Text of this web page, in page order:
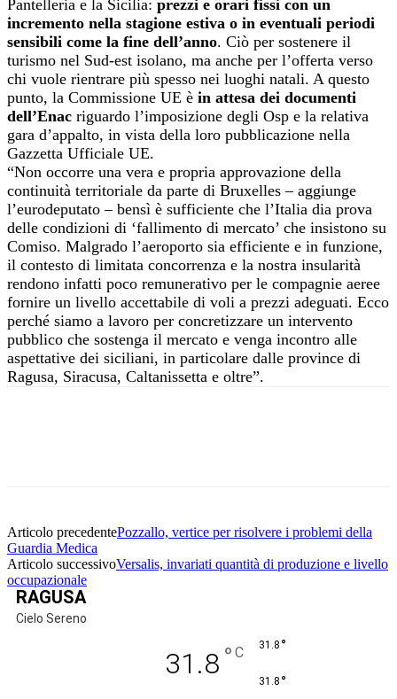
Pantelleria e la Sicilia: prezzi e orari fissi con un
incremento nella stagione estiva o in eventuali periodi
sensibili come la fine dell’anno. Ciò per sostenere il
turismo nel Sud-est isolano, ma anche per l’offerta verso
chi vuole rientrare più spesso nei luoghi natali. A questo
punto, la Commissione UE è in attesa dei documenti
dell’Enac riguardo l’imposizione degli Osp e la relativa
gara d’appalto, in vista della loro pubblicazione nella
Gazzetta Ufficiale UE.
“Non occorre una vera e propria approvazione della
continuità territoriale da parte di Bruxelles – aggiunge
l’eurodeputato – bensì è sufficiente che l’Italia dia prova
delle condizioni di ‘fallimento di mercato’ che insistono su
Comiso. Malgrado l’aeroporto sia efficiente e in funzione,
il contesto di limitata concorrenza e la nostra insularità
rendono infatti poco remunerativo per le compagnie aeree
fornire un livello accettabile di voli a prezzi adeguati. Ecco
perché siamo a lavoro per concretizzare un intervento
pubblico che sostenga il mercato e venga incontro alle
aspettative dei siciliani, in particolare dalle province di
Ragusa, Siracusa, Caltanissetta e oltre”.
Articolo precedentePozzallo, vertice per risolvere i problemi della
Guardia Medica
Articolo successivoVersalis, invariati quantità di produzione e livello
occupazionale
RAGUSA
Cielo Sereno
31.8 ° C 31.8 °
31.8 °